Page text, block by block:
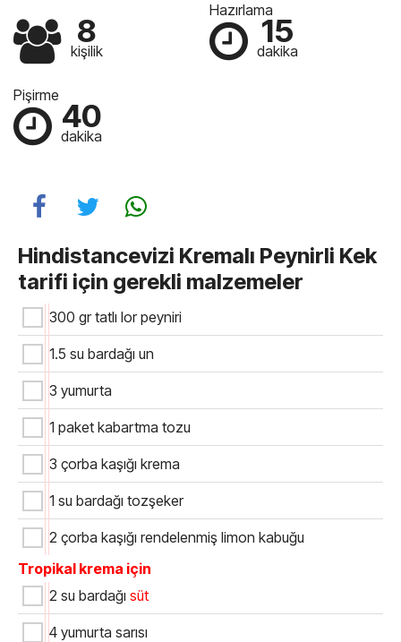
8
kişilik
Hazırlama
15
dakika
Pişirme
40
dakika
Hindistancevizi Kremalı Peynirli Kek
tarifi için gerekli malzemeler
300 gr tatlı lor peyniri
1.5 su bardağı un
3 yumurta
1 paket kabartma tozu
3 çorba kaşığı krema
1 su bardağı tozşeker
2 çorba kaşığı rendelenmiş limon kabuğu
Tropikal krema için
2 su bardağı süt
4 yumurta sarısı